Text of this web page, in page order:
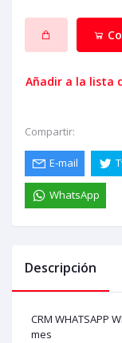
Añadir a la lista
Compartir:
E-mail
WhatsApp
Descripción
CRM WHATSAPP
mes